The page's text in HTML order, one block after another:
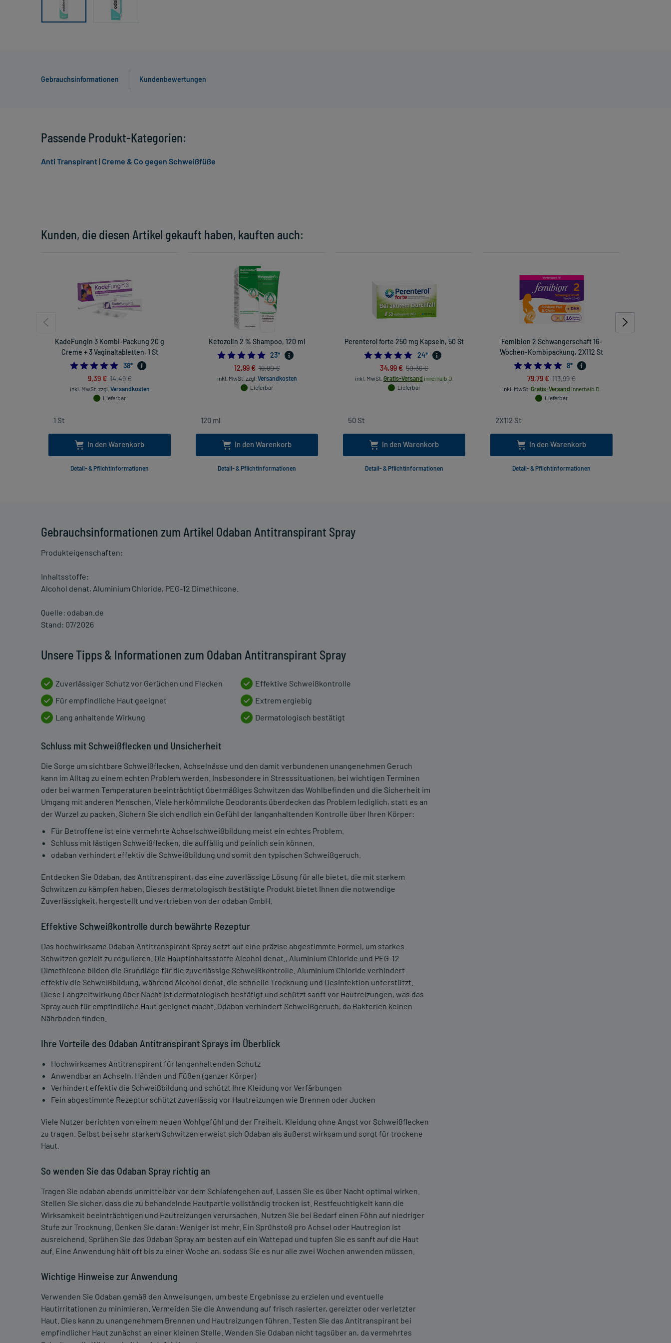
Gebrauchsinformationen Kundenbewertungen
Gebrauchsinformationen zum Artikel Odaban Antitranspirant Spray
Produkteigenschaften:
Inhaltsstoffe:
Alcohol denat, Aluminium Chloride, PEG-12 Dimethicone.
Quelle: odaban.de
Stand: 07/2026
Unsere Tipps & Informationen zum Odaban Antitranspirant Spray
Zuverlässiger Schutz vor Gerüchen und Flecken
Für empfindliche Haut geeignet
Lang anhaltende Wirkung
Effektive Schweißkontrolle
Extrem ergiebig
Dermatologisch bestätigt
Schluss mit Schweißflecken und Unsicherheit
Die Sorge um sichtbare Schweißflecken, Achselnässe und den damit verbundenen unangenehmen Geruch
kann im Alltag zu einem echten Problem werden. Insbesondere in Stresssituationen, bei wichtigen Terminen
oder bei warmen Temperaturen beeinträchtigt übermäßiges Schwitzen das Wohlbefinden und die Sicherheit im
Umgang mit anderen Menschen. Viele herkömmliche Deodorants überdecken das Problem lediglich, statt es an
der Wurzel zu packen. Sichern Sie sich endlich ein Gefühl der langanhaltenden Kontrolle über Ihren Körper:
Für Betroffene ist eine vermehrte Achselschweißbildung meist ein echtes Problem.
Schluss mit lästigen Schweißflecken, die auffällig und peinlich sein können.
odaban verhindert effektiv die Schweißbildung und somit den typischen Schweißgeruch.
Entdecken Sie Odaban, das Antitranspirant, das eine zuverlässige Lösung für alle bietet, die mit starkem
Schwitzen zu kämpfen haben. Dieses dermatologisch bestätigte Produkt bietet Ihnen die notwendige
Zuverlässigkeit, hergestellt und vertrieben von der odaban GmbH.
Effektive Schweißkontrolle durch bewährte Rezeptur
Das hochwirksame Odaban Antitranspirant Spray setzt auf eine präzise abgestimmte Formel, um starkes
Schwitzen gezielt zu regulieren. Die Hauptinhaltsstoffe Alcohol denat., Aluminium Chloride und PEG-12
Dimethicone bilden die Grundlage für die zuverlässige Schweißkontrolle. Aluminium Chloride verhindert
effektiv die Schweißbildung, während Alcohol denat. die schnelle Trocknung und Desinfektion unterstützt.
Diese Langzeitwirkung über Nacht ist dermatologisch bestätigt und schützt sanft vor Hautreizungen, was das
Spray auch für empfindliche Haut geeignet macht. Odaban verhindert Schweißgeruch, da Bakterien keinen
Nährboden finden.
Ihre Vorteile des Odaban Antitranspirant Sprays im Überblick
Hochwirksames Antitranspirant für langanhaltenden Schutz
Anwendbar an Achseln, Händen und Füßen (ganzer Körper)
Verhindert effektiv die Schweißbildung und schützt Ihre Kleidung vor Verfärbungen
Fein abgestimmte Rezeptur schützt zuverlässig vor Hautreizungen wie Brennen oder Jucken
Viele Nutzer berichten von einem neuen Wohlgefühl und der Freiheit, Kleidung ohne Angst vor Schweißflecken
zu tragen. Selbst bei sehr starkem Schwitzen erweist sich Odaban als äußerst wirksam und sorgt für trockene
Haut.
So wenden Sie das Odaban Spray richtig an
Tragen Sie odaban abends unmittelbar vor dem Schlafengehen auf. Lassen Sie es über Nacht optimal wirken.
Stellen Sie sicher, dass die zu behandelnde Hautpartie vollständig trocken ist. Restfeuchtigkeit kann die
Wirksamkeit beeinträchtigen und Hautreizungen verursachen. Nutzen Sie bei Bedarf einen Föhn auf niedriger
Stufe zur Trocknung. Denken Sie daran: Weniger ist mehr. Ein Sprühstoß pro Achsel oder Hautregion ist
ausreichend. Sprühen Sie das Odaban Spray am besten auf ein Wattepad und tupfen Sie es sanft auf die Haut
auf. Eine Anwendung hält oft bis zu einer Woche an, sodass Sie es nur alle zwei Wochen anwenden müssen.
Wichtige Hinweise zur Anwendung
Verwenden Sie Odaban gemäß den Anweisungen, um beste Ergebnisse zu erzielen und eventuelle
Hautirritationen zu minimieren. Vermeiden Sie die Anwendung auf frisch rasierter, gereizter oder verletzter
Haut. Dies kann zu unangenehmem Brennen und Hautreizungen führen. Testen Sie das Antitranspirant bei
empfindlicher Haut zunächst an einer kleinen Stelle. Wenden Sie Odaban nicht tagsüber an, da vermehrtes
Kunden, die diesen Artikel gekauft haben, kauften auch:
KadeFungin 3 Kombi-Packung 20 g
Creme + 3 Vaginaltabletten, 1 St
4.921052631578948
38*
9,39 € 14,49 €
inkl. MwSt. zzgl. Versandkosten
Lieferbar
In den Warenkorb
Detail- & Pflichtinformationen
Ketozolin 2 % Shampoo, 120 ml
4.826086956521739
23*
12,99 € 19,90 €
inkl. MwSt. zzgl. Versandkosten
Lieferbar
In den Warenkorb
Detail- & Pflichtinformationen
Perenterol forte 250 mg Kapseln, 50 St
5.0
24*
34,99 € 50,36 €
inkl. MwSt. Gratis-Versand innerhalb D.
Lieferbar
In den Warenkorb
Detail- & Pflichtinformationen
Femibion 2 Schwangerschaft 16-
Wochen-Kombipackung, 2X112 St
4.875
8*
79,79 € 113,99 €
inkl. MwSt. Gratis-Versand innerhalb D.
Lieferbar
In den Warenkorb
Detail- & Pflichtinformationen
Passende Produkt-Kategorien:
Anti Transpirant| Creme & Co gegen Schweißfüße